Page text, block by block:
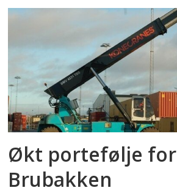
Økt portefølje for
Brubakken